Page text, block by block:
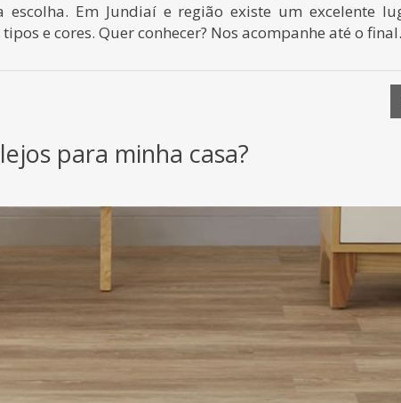
escolha. Em Jundiaí e região existe um excelente
e cores. Quer conhecer? Nos acompanhe até o final.
para minha casa?